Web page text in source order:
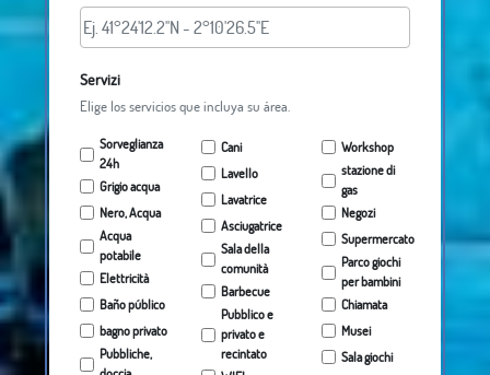
Servizi
Elige los servicios que incluya su área.
Sorveglianza
24h
Grigio acqua
Nero, Acqua
Acqua
potabile
Elettricità
Baño público
bagno privato
Pubbliche,
Cani
Lavello
Lavatrice
Asciugatrice
Sala della
comunità
Barbecue
Pubblico e
privato e
recintato
Workshop
stazione di
gas
Negozi
Supermercato
Parco giochi
per bambini
Chiamata
Musei
Sala giochi